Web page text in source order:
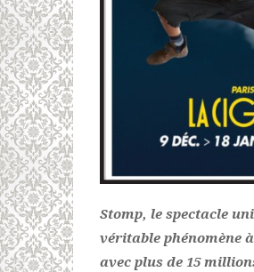
Stomp, le spectacle
véritable phénomène
avec plus de 15